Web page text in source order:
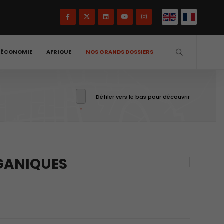
AFRIQUE NOS GRANDS DOSSIERS
Défiler vers le bas pour découvrir